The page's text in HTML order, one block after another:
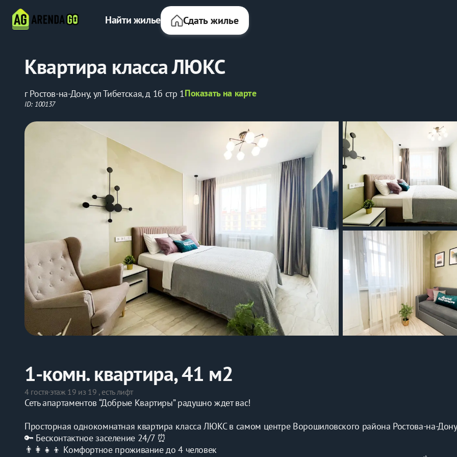
Найти жилье Сдать жилье
Квартира класса ЛЮКС
г Ростов-на-Дону, ул Тибетская, д 1б стр 1Показать на карте
ID: 100137
1-комн. квартира, 41 м2
4 гостя·этаж 19 из 19 , есть лифт
Сеть апартаментов “Добрые Квартиры” радушно ждет вас!
Просторная однокомнатная квартира класса ЛЮКС в самом центре Ворошиловского района Ростова-на-
🔑 Бесконтактное заселение 24/7 ⏰
👨‍👩‍👧‍👦 Комфортное проживание до 4 человек